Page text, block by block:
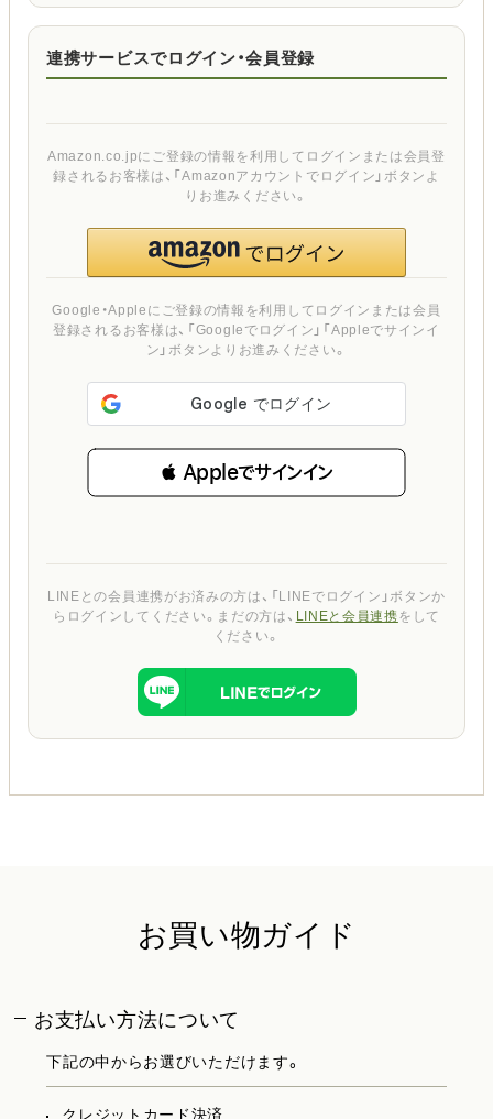
連携サービスでログイン・会員登録
 Appleでサインイン
Google・Appleにご登録の情報を利用してログインまたは会員
登録されるお客様は、「Googleでログイン」「Appleでサインイ
ン」ボタンよりお進みください。
Amazon.co.jpにご登録の情報を利用してログインまたは会員登
録されるお客様は、「Amazonアカウントでログイン」ボタンよ
りお進みください。
LINEとの会員連携がお済みの方は、「LINEでログイン」ボタンか
らログインしてください。まだの方は、 LINEと会員連携をして
ください。
お買い物ガイド
お支払い方法について
下記の中からお選びいただけます。
クレジットカード決済